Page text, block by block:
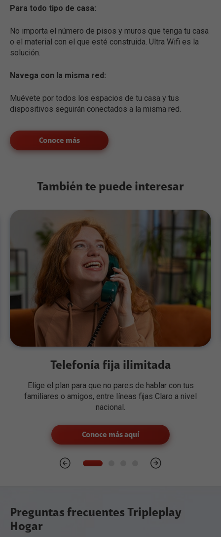
Para todo tipo de casa:
No importa el número de pisos y muros que tenga tu casa
o el material con el que esté construida. Ultra Wifi es la
solución.
Navega con la misma red:
Muévete por todos los espacios de tu casa y tus
dispositivos seguirán conectados a la misma red.
Conoce más
También te puede interesar
Telefonía fija ilimitada
Elige el plan para que no pares de hablar con tus
familiares o amigos, entre líneas fijas Claro a nivel
nacional.
Conoce más aquí
Preguntas frecuentes Tripleplay
Hogar